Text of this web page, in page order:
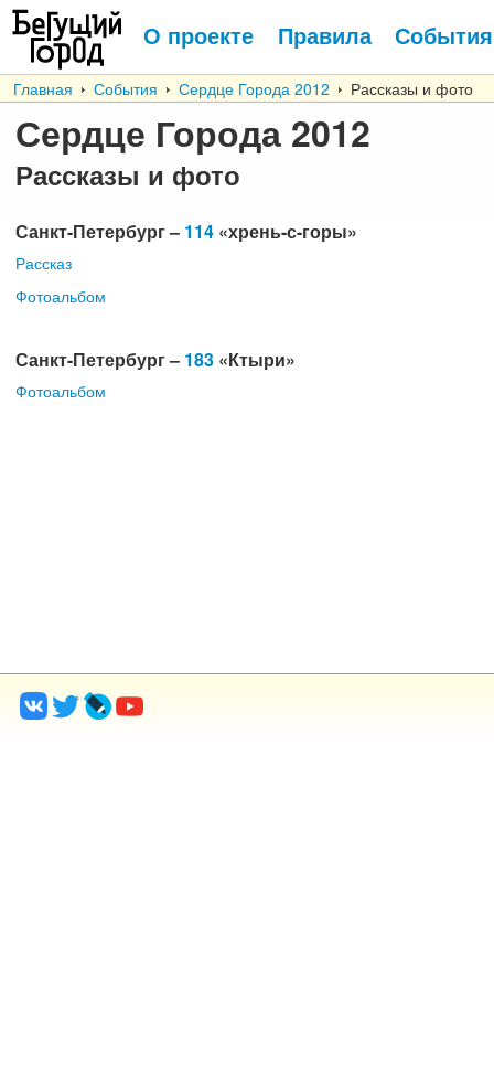
О проекте Правила События
Главная События Сердце Города 2012 Рассказы и фото
Сердце Города 2012
Рассказы и фото
Санкт-Петербург – 114 «хрень-с-горы»
Рассказ
Фотоальбом
Санкт-Петербург – 183 «Ктыри»
Фотоальбом